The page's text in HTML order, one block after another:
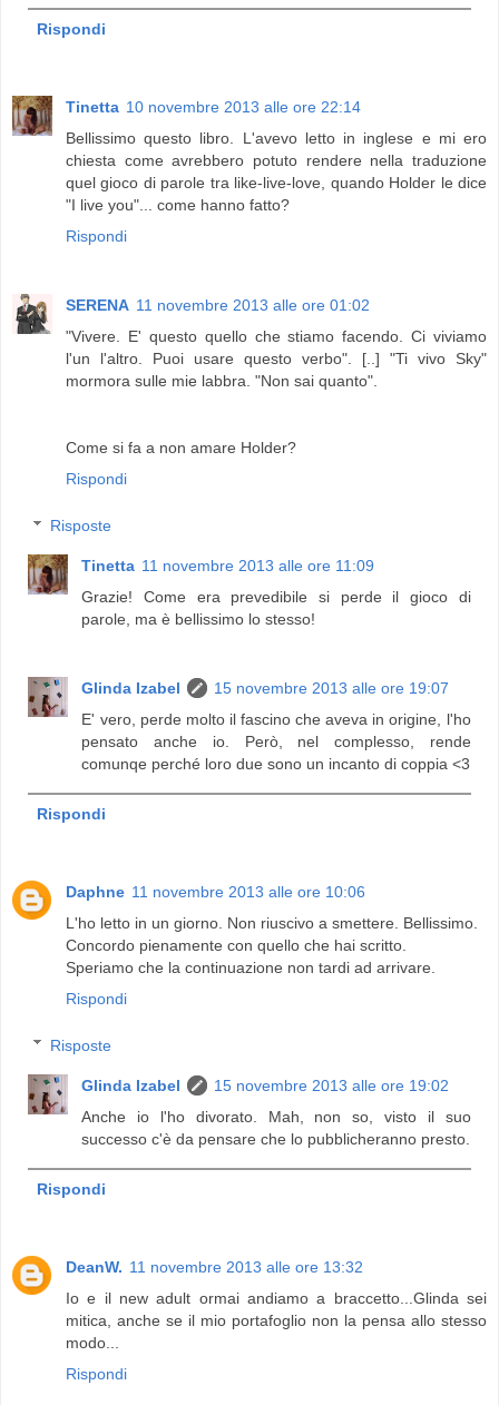
Rispondi
Tinetta 10 novembre 2013 alle ore 22:14
Bellissimo questo libro. L'avevo letto in inglese e mi ero
chiesta come avrebbero potuto rendere nella traduzione
quel gioco di parole tra like-live-love, quando Holder le dice
"I live you"... come hanno fatto?
Rispondi
SERENA 11 novembre 2013 alle ore 01:02
"Vivere. E' questo quello che stiamo facendo. Ci viviamo
l'un l'altro. Puoi usare questo verbo". [..] "Ti vivo Sky"
mormora sulle mie labbra. "Non sai quanto".
Come si fa a non amare Holder?
Rispondi
Risposte
Tinetta 11 novembre 2013 alle ore 11:09
Grazie! Come era prevedibile si perde il gioco di
parole, ma è bellissimo lo stesso!
Glinda Izabel
15 novembre 2013 alle ore 19:07
E' vero, perde molto il fascino che aveva in origine, l'ho
pensato anche io. Però, nel complesso, rende
comunqe perché loro due sono un incanto di coppia <3
Rispondi
Daphne 11 novembre 2013 alle ore 10:06
L'ho letto in un giorno. Non riuscivo a smettere. Bellissimo.
Concordo pienamente con quello che hai scritto.
Speriamo che la continuazione non tardi ad arrivare.
Rispondi
Risposte
Glinda Izabel
15 novembre 2013 alle ore 19:02
Anche io l'ho divorato. Mah, non so, visto il suo
successo c'è da pensare che lo pubblicheranno presto.
Rispondi
DeanW. 11 novembre 2013 alle ore 13:32
Io e il new adult ormai andiamo a braccetto...Glinda sei
mitica, anche se il mio portafoglio non la pensa allo stesso
modo...
Rispondi